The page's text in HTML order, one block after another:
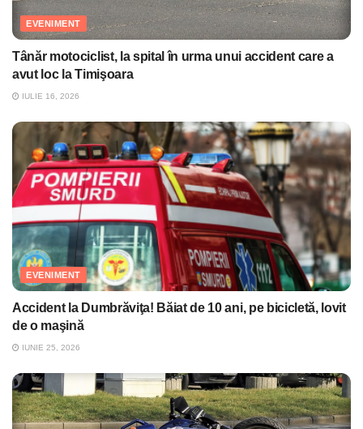
EVENIMENT
Tânăr motociclist, la spital în urma unui accident care a
avut loc la Timişoara
IULIE 16, 2026
EVENIMENT
Accident la Dumbrăviţa! Băiat de 10 ani, pe bicicletă, lovit
de o maşină
IUNIE 25, 2026